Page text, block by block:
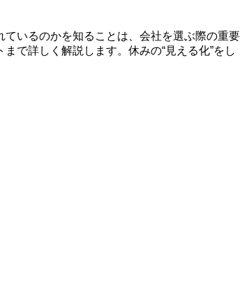
いるのかを知ることは、会社を選ぶ際の重要
で詳しく解説します。休みの“見える化”をし